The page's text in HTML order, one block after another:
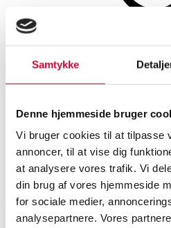
Samtykke
Denne hjemmeside bruger
Vi bruger cookies til at tilpasse
annoncer, til at vise dig
at analysere vores trafik. Vi
din brug af vores hjemmeside
for sociale medier,
analysepartnere. Vores
Pelse, skindjakker
7375 - 2ndday
Fur. Sweatshirt
S
SHOWROOM
København
VURDERING
DKK 1.000
Nyproduceret vareMomsvare